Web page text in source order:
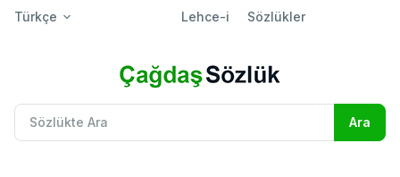
Türkçe Lehce-i Sözlükler